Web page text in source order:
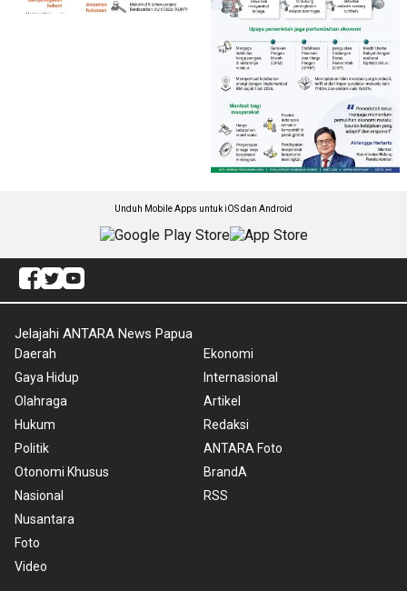
Unduh Mobile Apps untuk iOS dan Android
Jelajahi ANTARA News Papua
Daerah
Gaya Hidup
Olahraga
Hukum
Politik
Otonomi Khusus
Nasional
Nusantara
Foto
Video
Ekonomi
Internasional
Artikel
Redaksi
ANTARA Foto
BrandA
RSS